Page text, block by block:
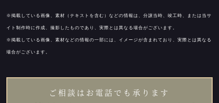
※掲載している画像、素材（テキストを含む）などの情報は、分譲当時、竣工時、または当サ
イト制作時に作成、撮影したものであり、実際とは異なる場合がございます。
※掲載している画像、素材などの情報の一部には、イメージが含まれており、実際とは異なる
場合がございます。
ご相談はお電話でも承ります